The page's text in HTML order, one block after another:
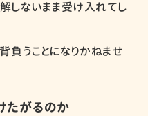
しないまま受け入れてし
うことになりかねませ
たがるのか